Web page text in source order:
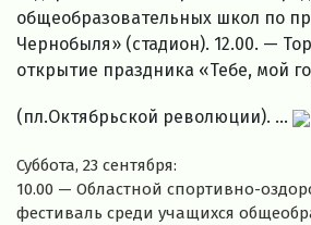
общеобразовательных школ по
Чернобыля» (стадион). 12.00. —
открытие праздника «Тебе, мой
(пл.Октябрьской революции). ...
Суббота, 23 сентября:
10.00 — Областной спортивно-
фестиваль среди учащихся